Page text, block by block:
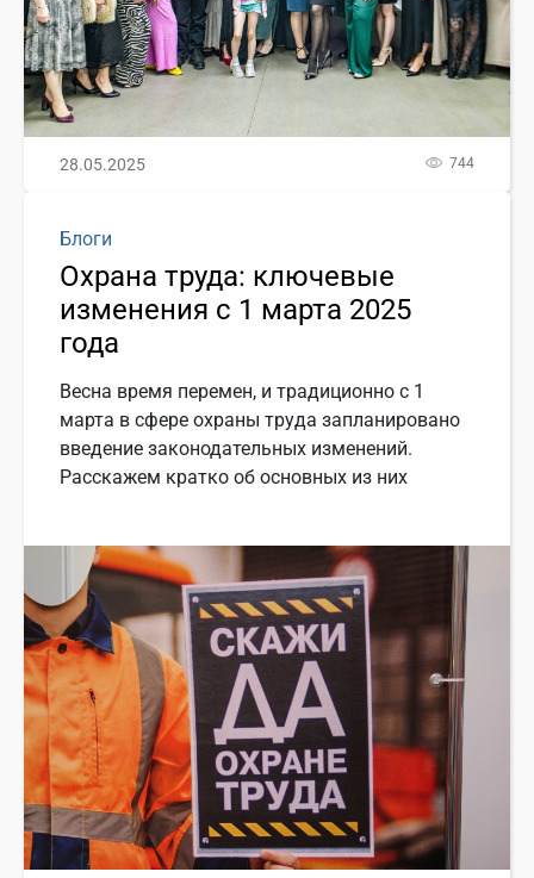
28.05.2025 744
Блоги
Охрана труда: ключевые
изменения с 1 марта 2025
года
Весна время перемен, и традиционно с 1
марта в сфере охраны труда запланировано
введение законодательных изменений.
Расскажем кратко об основных из них